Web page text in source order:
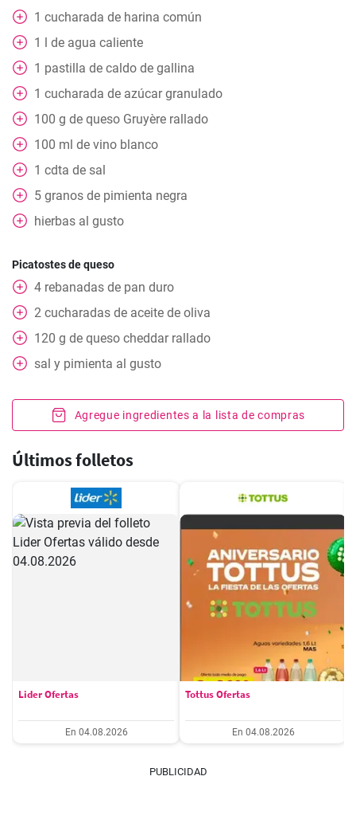
1 cucharada de harina común
1 l de agua caliente
1 pastilla de caldo de gallina
1 cucharada de azúcar granulado
100 g de queso Gruyère rallado
100 ml de vino blanco
1 cdta de sal
5 granos de pimienta negra
hierbas al gusto
Picatostes de queso
4 rebanadas de pan duro
2 cucharadas de aceite de oliva
120 g de queso cheddar rallado
sal y pimienta al gusto
Agregue ingredientes a la lista de compras
Últimos folletos
Lider Ofertas
En 04.08.2026
Tottus Ofertas
En 04.08.2026
PUBLICIDAD